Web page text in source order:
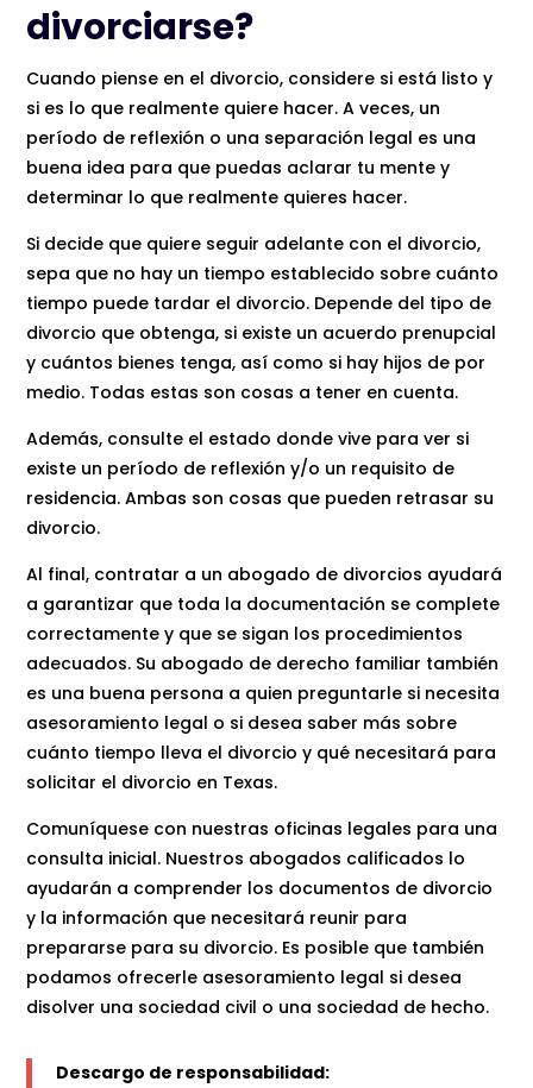
divorciarse?
Cuando piense en el divorcio, considere si está listo y
si es lo que realmente quiere hacer. A veces, un
período de reflexión o una separación legal es una
buena idea para que puedas aclarar tu mente y
determinar lo que realmente quieres hacer.
Si decide que quiere seguir adelante con el divorcio,
sepa que no hay un tiempo establecido sobre cuánto
tiempo puede tardar el divorcio. Depende del tipo de
divorcio que obtenga, si existe un acuerdo prenupcial
y cuántos bienes tenga, así como si hay hijos de por
medio. Todas estas son cosas a tener en cuenta.
Además, consulte el estado donde vive para ver si
existe un período de reflexión y/o un requisito de
residencia. Ambas son cosas que pueden retrasar su
divorcio.
Al final, contratar a un abogado de divorcios ayudará
a garantizar que toda la documentación se complete
correctamente y que se sigan los procedimientos
adecuados. Su abogado de derecho familiar también
es una buena persona a quien preguntarle si necesita
asesoramiento legal o si desea saber más sobre
cuánto tiempo lleva el divorcio y qué necesitará para
solicitar el divorcio en Texas.
Comuníquese con nuestras oficinas legales para una
consulta inicial. Nuestros abogados calificados lo
ayudarán a comprender los documentos de divorcio
y la información que necesitará reunir para
prepararse para su divorcio. Es posible que también
podamos ofrecerle asesoramiento legal si desea
disolver una sociedad civil o una sociedad de hecho.
Descargo de responsabilidad: